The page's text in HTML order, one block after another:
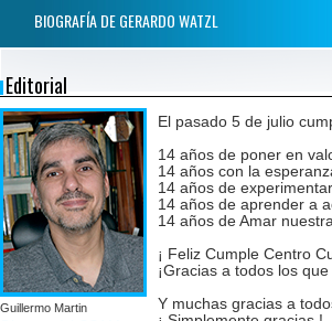
BIOGRAFÍADE GERARDO WATZL
Editorial
Guillermo Martin
El pasado 5 de julio
14 años de poner en
14 años con la
14 años de
14 años de aprender a
14 años de Amar
¡ Feliz Cumple Centro
¡Gracias a todos los
Y muchas gracias a